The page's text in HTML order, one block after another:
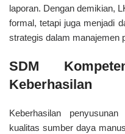
laporan. Dengan demikian,
formal, tetapi juga menjadi
strategis dalam manajemen
SDM
Keberhasilan
Keberhasilan
kualitas sumber daya